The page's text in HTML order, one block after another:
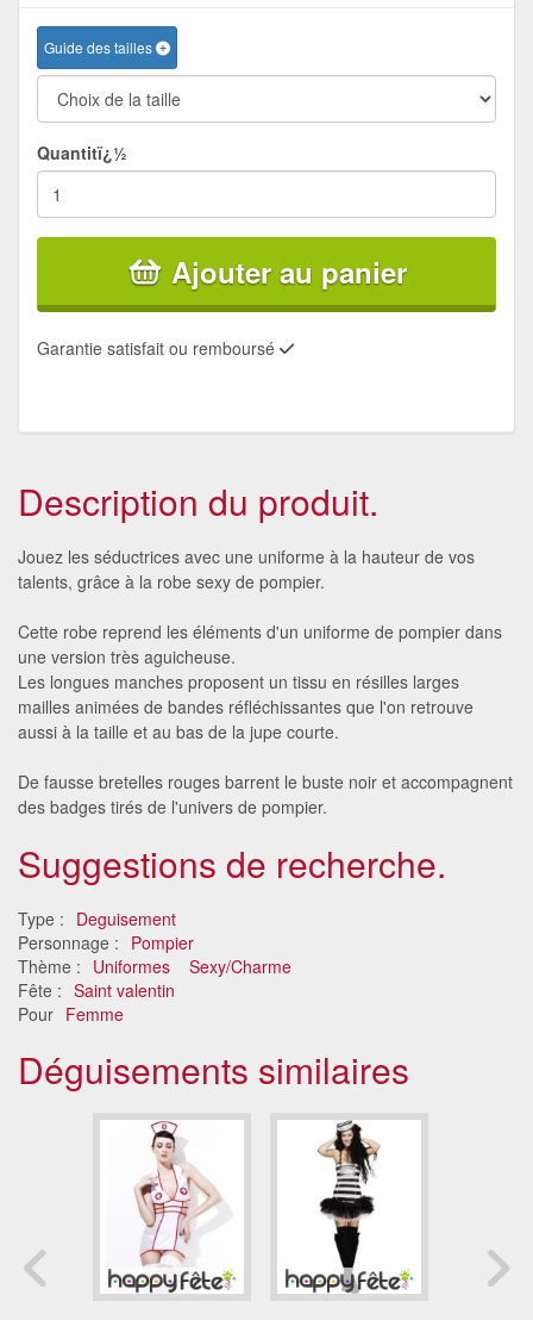
Guide des tailles
Quantitï¿½
Ajouter au panier
Garantie satisfait ou remboursé
Description du produit.
Jouez les séductrices avec une uniforme à la hauteur de vos
talents, grâce à la robe sexy de pompier.
Cette robe reprend les éléments d'un uniforme de pompier dans
une version très aguicheuse.
Les longues manches proposent un tissu en résilles larges
mailles animées de bandes réfléchissantes que l'on retrouve
aussi à la taille et au bas de la jupe courte.
De fausse bretelles rouges barrent le buste noir et accompagnent
des badges tirés de l'univers de pompier.
Suggestions de recherche.
Type : Deguisement
Personnage : Pompier
Thème : Uniformes
Sexy/Charme
Fête : Saint valentin
Pour Femme
Déguisements similaires